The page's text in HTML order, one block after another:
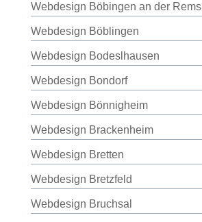
Webdesign Böbingen an der Rems
Webdesign Böblingen
Webdesign Bodeslhausen
Webdesign Bondorf
Webdesign Bönnigheim
Webdesign Brackenheim
Webdesign Bretten
Webdesign Bretzfeld
Webdesign Bruchsal